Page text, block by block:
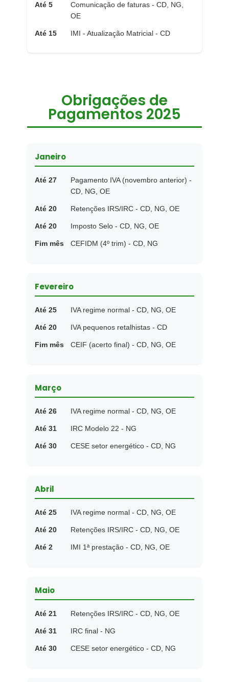
Até 5
Comunicação de faturas - CD, NG,
OE
Até 15 IMI - Atualização Matricial - CD
Obrigações de
Pagamentos 2025
Janeiro
Até 27
Pagamento IVA (novembro anterior) -
CD, NG, OE
Até 20 Retenções IRS/IRC - CD, NG, OE
Até 20 Imposto Selo - CD, NG, OE
Fim mês CEFIDM (4º trim) - CD, NG
Fevereiro
Até 25 IVA regime normal - CD, NG, OE
Até 20 IVA pequenos retalhistas - CD
Fim mês CEIF (acerto final) - CD, NG, OE
Março
Até 26 IVA regime normal - CD, NG, OE
Até 31 IRC Modelo 22 - NG
Até 30 CESE setor energético - CD, NG
Abril
Até 25 IVA regime normal - CD, NG, OE
Até 20 Retenções IRS/IRC - CD, NG, OE
Até 2 IMI 1ª prestação - CD, NG, OE
Maio
Até 21 Retenções IRS/IRC - CD, NG, OE
Até 31 IRC final - NG
Até 30 CESE setor energético - CD, NG